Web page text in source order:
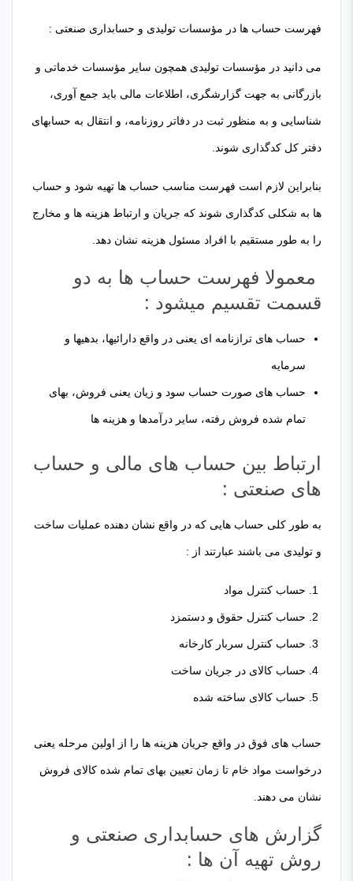
فهرست حساب ها در مؤسسات تولیدی و حسابداری صنعتی :
می دانید در مؤسسات تولیدی همچون سایر مؤسسات خدماتی و
بازرگانی به جهت گزارشگری، اطلاعات مالی باید جمع آوری،
شناسایی و به منظور ثبت در دفاتر روزنامه، و انتقال به حسابهای
دفتر کل کدگذاری شوند.
بنابراین لازم است فهرست مناسب حساب ها تهیه شود و حساب
ها به شکلی کدگذاری شوند که جریان و ارتباط هزینه ها و مخارج
را به طور مستقیم با افراد مسئول هزینه نشان دهد.
معمولا فهرست حساب ها به دو
قسمت تقسیم میشود :
حساب های ترازنامه ای یعنی در واقع دارائیها، بدهیها و
سرمایه
حساب های صورت حساب سود و زیان یعنی فروش، بهای
تمام شده فروش رفته، سایر درآمدها و هزینه ها
ارتباط بین حساب های مالی و حساب
های صنعتی :
به طور کلی حساب هایی که در واقع نشان دهنده عملیات ساخت
و تولیدی می باشند عبارتند از :
حساب کنترل مواد
حساب کنترل حقوق و دستمزد
حساب کنترل سربار کارخانه
حساب کالای در جریان ساخت
حساب کالای ساخته شده
حساب های فوق در واقع جریان هزینه ها را از اولین مرحله یعنی
درخواست مواد خام تا زمان تعیین بهای تمام شده کالای فروش
نشان می دهند.
گزارش های حسابداری صنعتی و
روش تهیه آن ها :